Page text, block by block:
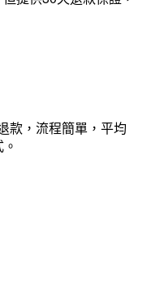
款，流程簡單，平均